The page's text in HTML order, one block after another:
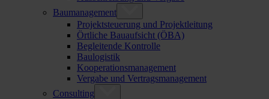
Baumanagement
Projektsteuerung und Projektleitung
Örtliche Bauaufsicht (ÖBA)
Begleitende Kontrolle
Baulogistik
Kooperationsmanagement
Vergabe und Vertragsmanagement
Consulting